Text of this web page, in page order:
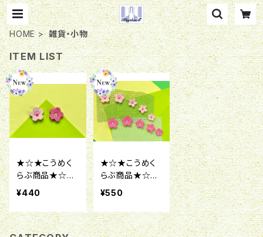
HOME 雑貨・小物
ITEM LIST
★☆★こうめく
らぶ商品★☆★
飾りボタン-桜×
¥440
★☆★こうめく
らぶ商品★☆★
飾りボタン-桜×
¥550